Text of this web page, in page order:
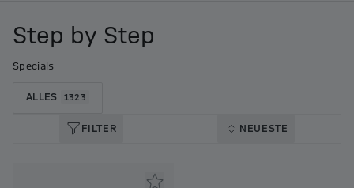
Step by Step
Specials
ALLES 1323
FILTER NEUESTE